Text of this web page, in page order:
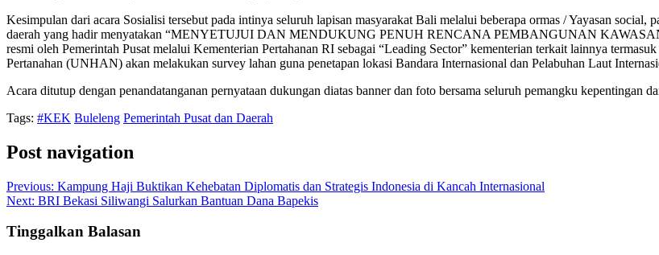
Kesimpulan dari acara Sosialisi tersebut pada intinya seluruh lapisan masyarakat Bali melalui beberapa ormas / Yayasan social,
daerah yang hadir menyatakan “MENYETUJUI DAN MENDUKUNG PENUH RENCANA PEMBANGUNAN
resmi oleh Pemerintah Pusat melalui Kementerian Pertahanan RI sebagai “Leading Sector” kementerian terkait lainnya
Pertanahan (UNHAN) akan melakukan survey lahan guna penetapan lokasi Bandara Internasional dan Pelabuhan Laut
Acara ditutup dengan penandatanganan pernyataan dukungan diatas banner dan foto bersama seluruh pemangku kepentingan
Tags: #KEK Buleleng Pemerintah Pusat dan Daerah
Post navigation
Previous: Kampung Haji Buktikan Kehebatan Diplomatis dan Strategis Indonesia di Kancah Internasional
Next: BRI Bekasi Siliwangi Salurkan Bantuan Dana Bapekis
Tinggalkan Balasan